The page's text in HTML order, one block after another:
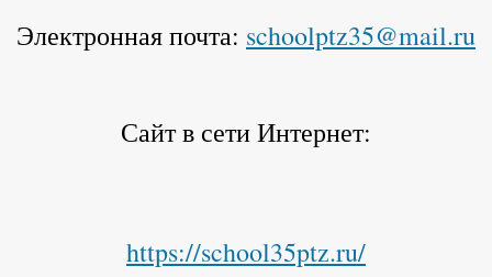
Электронная почта: schoolptz35@mail.ru
Сайт в сети Интернет:
https://school35ptz.ru/